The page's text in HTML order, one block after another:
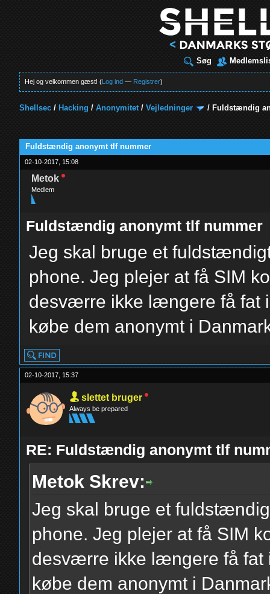
Søg
Hej og velkommen gæst! (Log ind — Registrer)
Shellsec / Hacking /Anonymitet/Vejledninger / Fuldstændig
Fuldstændig anonymt tlf nummer
02-10-2017, 15:08
Metok
Medlem
Fuldstændig anonymt tlf nummer
Jeg skal bruge et
phone. Jeg plejer at få SIM
desværre ikke længere få fat
købe dem anonymt i
02-10-2017, 15:37
slettet bruger
Always be prepared
RE: Fuldstændig anonymt tlf
Metok Skrev:
Jeg skal bruge et
phone. Jeg plejer at få SIM
desværre ikke længere få fat
købe dem anonymt i